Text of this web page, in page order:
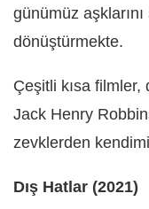
günümüz
dönüştürmekte.
Çeşitli kısa
Jack Henry
zevklerden
Dış Hatlar (2021)